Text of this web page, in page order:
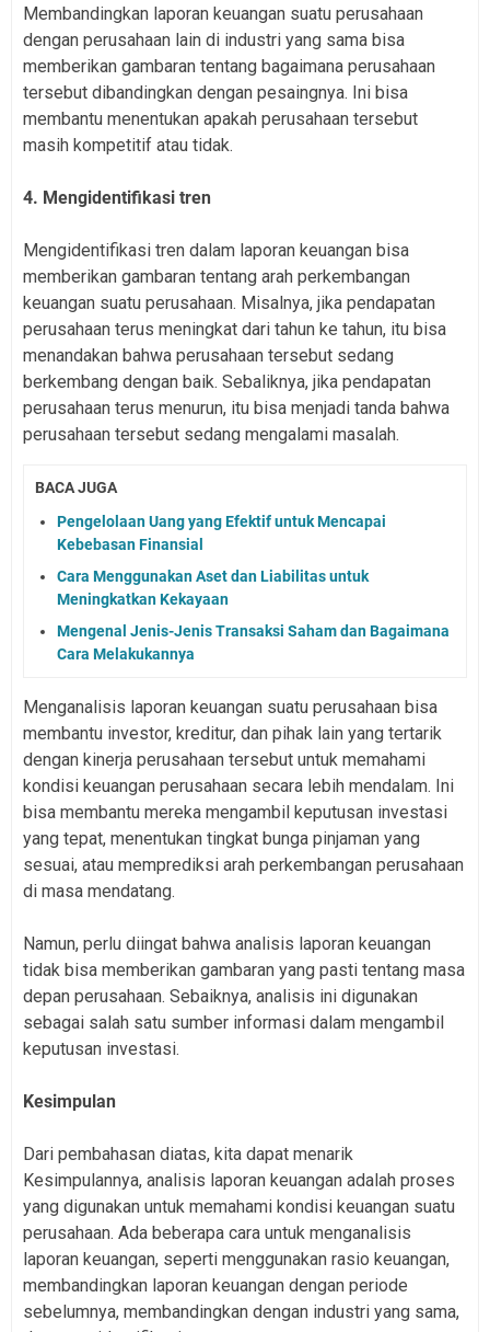
Membandingkan laporan keuangan suatu perusahaan
dengan perusahaan lain di industri yang sama bisa
memberikan gambaran tentang bagaimana perusahaan
tersebut dibandingkan dengan pesaingnya. Ini bisa
membantu menentukan apakah perusahaan tersebut
masih kompetitif atau tidak.
4. Mengidentifikasi tren
Mengidentifikasi tren dalam laporan keuangan bisa
memberikan gambaran tentang arah perkembangan
keuangan suatu perusahaan. Misalnya, jika pendapatan
perusahaan terus meningkat dari tahun ke tahun, itu bisa
menandakan bahwa perusahaan tersebut sedang
berkembang dengan baik. Sebaliknya, jika pendapatan
perusahaan terus menurun, itu bisa menjadi tanda bahwa
perusahaan tersebut sedang mengalami masalah.
BACA JUGA
Pengelolaan Uang yang Efektif untuk Mencapai
Kebebasan Finansial
Cara Menggunakan Aset dan Liabilitas untuk
Meningkatkan Kekayaan
Mengenal Jenis-Jenis Transaksi Saham dan Bagaimana
Cara Melakukannya
Menganalisis laporan keuangan suatu perusahaan bisa
membantu investor, kreditur, dan pihak lain yang tertarik
dengan kinerja perusahaan tersebut untuk memahami
kondisi keuangan perusahaan secara lebih mendalam. Ini
bisa membantu mereka mengambil keputusan investasi
yang tepat, menentukan tingkat bunga pinjaman yang
sesuai, atau memprediksi arah perkembangan perusahaan
di masa mendatang.
Namun, perlu diingat bahwa analisis laporan keuangan
tidak bisa memberikan gambaran yang pasti tentang masa
depan perusahaan. Sebaiknya, analisis ini digunakan
sebagai salah satu sumber informasi dalam mengambil
keputusan investasi.
Kesimpulan
Dari pembahasan diatas, kita dapat menarik
Kesimpulannya, analisis laporan keuangan adalah proses
yang digunakan untuk memahami kondisi keuangan suatu
perusahaan. Ada beberapa cara untuk menganalisis
laporan keuangan, seperti menggunakan rasio keuangan,
membandingkan laporan keuangan dengan periode
sebelumnya, membandingkan dengan industri yang sama,